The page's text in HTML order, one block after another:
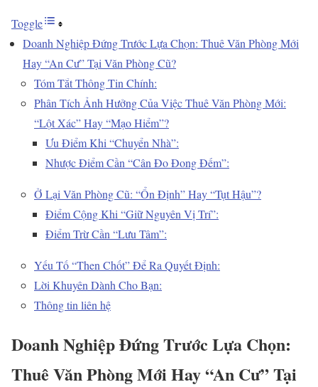
Toggle
Doanh Nghiệp Đứng Trước Lựa Chọn: Thuê Văn Phòng Mới
Hay “An Cư” Tại Văn Phòng Cũ?
Tóm Tắt Thông Tin Chính:
Phân Tích Ảnh Hưởng Của Việc Thuê Văn Phòng Mới:
“Lột Xác” Hay “Mạo Hiểm”?
Ưu Điểm Khi “Chuyển Nhà”:
Nhược Điểm Cần “Cân Đo Đong Đếm”:
Ở Lại Văn Phòng Cũ: “Ổn Định” Hay “Tụt Hậu”?
Điểm Cộng Khi “Giữ Nguyên Vị Trí”:
Điểm Trừ Cần “Lưu Tâm”:
Yếu Tố “Then Chốt” Để Ra Quyết Định:
Lời Khuyên Dành Cho Bạn:
Thông tin liên hệ
Doanh Nghiệp Đứng Trước Lựa Chọn:
Thuê Văn Phòng Mới Hay “An Cư” Tại